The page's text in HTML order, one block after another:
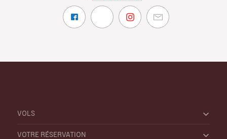
VOLS
VOTRE RÉSERVATION